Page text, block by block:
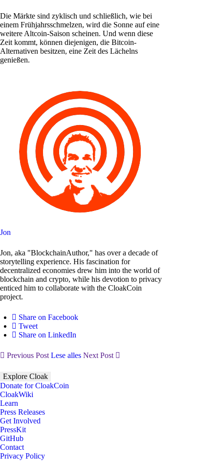
Die Märkte sind zyklisch und schließlich, wie bei
einem Frühjahrsschmelzen, wird die Sonne auf eine
weitere Altcoin-Saison scheinen. Und wenn diese
Zeit kommt, können diejenigen, die Bitcoin-
Alternativen besitzen, eine Zeit des Lächelns
genießen.
Jon
Jon, aka "BlockchainAuthor," has over a decade of
storytelling experience. His fascination for
decentralized economies drew him into the world of
blockchain and crypto, while his devotion to privacy
enticed him to collaborate with the CloakCoin
project.
Share on Facebook
Tweet
Share on LinkedIn
Previous Post Lese alles Next Post
Explore Cloak
Donate for CloakCoin
CloakWiki
Learn
Press Releases
Get Involved
PressKit
GitHub
Contact
Privacy Policy